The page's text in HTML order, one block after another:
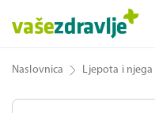
Naslovnica Ljepota i njega